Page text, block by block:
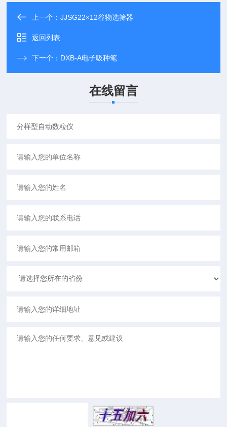
上一个：JJSG22×12谷物选筛器
返回列表
下一个： DXB-A电子吸种笔
在线留言